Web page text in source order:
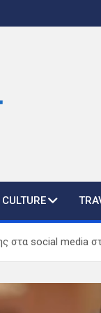
CULTURE
στα social media